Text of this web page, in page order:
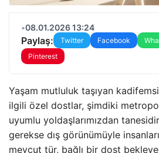
•08.01.2026 13:24
Paylaş: Twitter Facebook
Pinterest
Yaşam mutluluk taşıyan
ilgili özel dostlar, şimdiki
uyumlu yoldaşlarımızdan
gerekse dış görünümüyle
mevcut tür, bağlı bir dost